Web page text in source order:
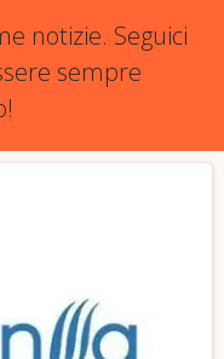
notizie. Seguici
sempre